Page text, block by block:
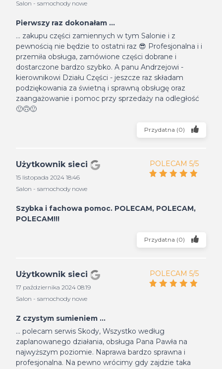
Salon - samochody nowe
Pierwszy raz dokonałam ...
... zakupu części zamiennych w tym Salonie i z
pewnością nie będzie to ostatni raz 😎 Profesjonalna i i
przemiła obsługa, zamówione części dobrane i
dostarczone bardzo szybko. A panu Andrzejowi -
kierownikowi Działu Części - jeszcze raz składam
podziękowania za świetną i sprawną obsługę oraz
zaangażowanie i pomoc przy sprzedaży na odległość
🙂🙃🙂
Przydatna (0)
Użytkownik sieci
15 listopada 2024 18:46
Salon - samochody nowe
POLECAM 5/5
Szybka i fachowa pomoc. POLECAM, POLECAM,
POLECAM!!!
Przydatna (0)
Użytkownik sieci
17 października 2024 08:19
Salon - samochody nowe
POLECAM 5/5
Z czystym sumieniem ...
... polecam serwis Skody, Wszystko według
zaplanowanego działania, obsługa Pana Pawła na
najwyższym poziomie. Naprawa bardzo sprawna i
profesjonalna. Na pewno wrócimy gdy zajdzie taka